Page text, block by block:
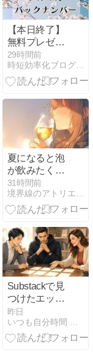
【本日終了】
無料プレゼン
ト企画は今日
まで
29時間前
時短効率化ブログのズボラボ
夏になると泡
が飲みたくな
るよな
31時間前
境界線のアトリエ -The Muted World-
Substackで見
つけたエッセ
イ｜今日のエ
ッセイ・ラッ
ク Vol.26
昨日